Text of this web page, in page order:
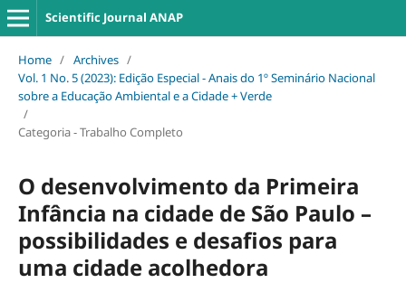
Scientific Journal ANAP
Home / Archives /
Vol. 1 No. 5 (2023): Edição Especial - Anais do 1º Seminário Nacional
sobre a Educação Ambiental e a Cidade + Verde
/
Categoria - Trabalho Completo
O desenvolvimento da Primeira
Infância na cidade de São Paulo –
possibilidades e desafios para
uma cidade acolhedora